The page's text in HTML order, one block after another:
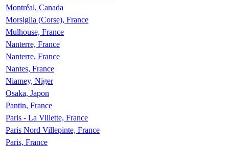
Montréal, Canada
Morsiglia (Corse), France
Mulhouse, France
Nanterre, France
Nanterre, France
Nantes, France
Niamey, Niger
Osaka, Japon
Pantin, France
Paris - La Villette, France
Paris Nord Villepinte, France
Paris, France